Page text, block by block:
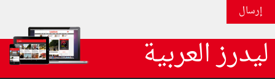
إرسال
ليدرز العربية